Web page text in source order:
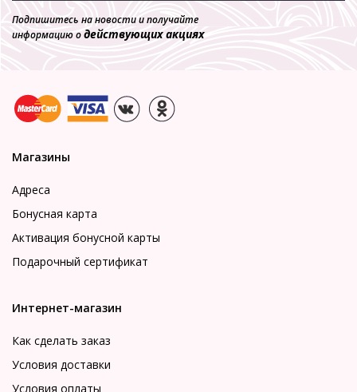
Подпишитесь на новости и получайте
информацию одействующих акциях
Магазины
Адреса
Бонусная карта
Активация бонусной карты
Подарочный сертификат
Интернет-магазин
Как сделать заказ
Условия доставки
Условия оплаты